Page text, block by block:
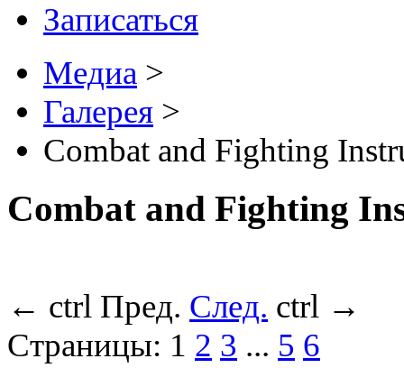
Записаться
Медиа >
Галерея >
Combat and Fighting
Combat and Fighting
← ctrl Пред. След. ctrl →
Страницы: 1 2 3 ... 5 6